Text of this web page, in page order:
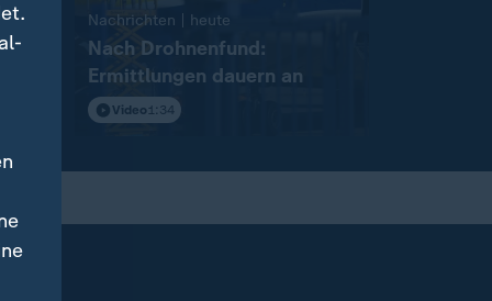
Nachrichten | heute
Nach Drohnenfund:
Ermittlungen dauern an
Video 1:34